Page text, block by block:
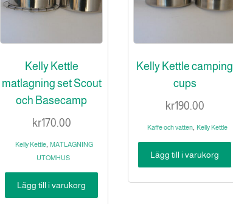
Kelly Kettle
matlagning set Scout
och Basecamp
kr170.00
Kelly Kettle, MATLAGNING
UTOMHUS
Lägg till i varukorg
Kelly Kettle camping
cups
kr190.00
Kaffe och vatten, Kelly Kettle
Lägg till i varukorg